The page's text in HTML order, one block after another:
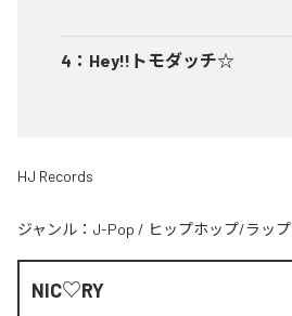
4 ： Hey!!トモダッチ☆
HJ Records
ジャンル： J-Pop / ヒップホップ/ラップ
NIC♡RY